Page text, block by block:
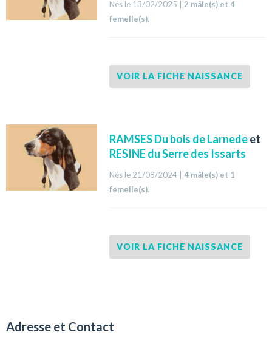
Nés le 13/02/2025 | 2 mâle(s) et 4
femelle(s).
VOIR LA FICHE NAISSANCE
RAMSES Du bois de Larnedeet
RESINE du Serre des Issarts
Nés le 21/08/2024 | 4 mâle(s) et 1
femelle(s).
VOIR LA FICHE NAISSANCE
Adresse et Contact